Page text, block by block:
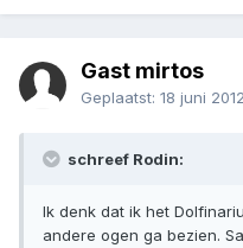
Gast mirtos
Geplaatst: 18 juni 2012
schreef Rodin:
Ik denk dat ik het
andere ogen ga bezien.